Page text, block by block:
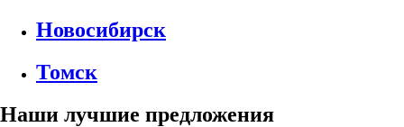
Новосибирск
Томск
Наши лучшие предложения